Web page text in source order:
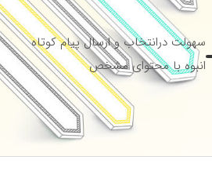
سهولت درانتخاب و ارسال پیام کوتاه
انبوه با محتوای مشخص